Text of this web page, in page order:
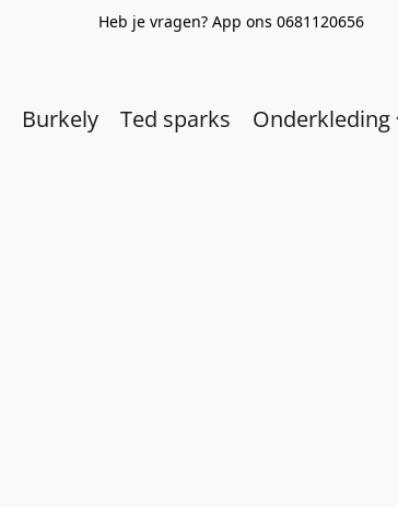
Heb je vragen? App ons 0681120656
Burkely Ted sparks Onderkleding